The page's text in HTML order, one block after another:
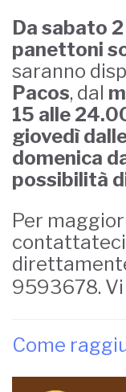
Da sabato
panettoni
saranno
Pacos, dal
15 alle
giovedì
domenica
possibilità
Per
9593678.
Come